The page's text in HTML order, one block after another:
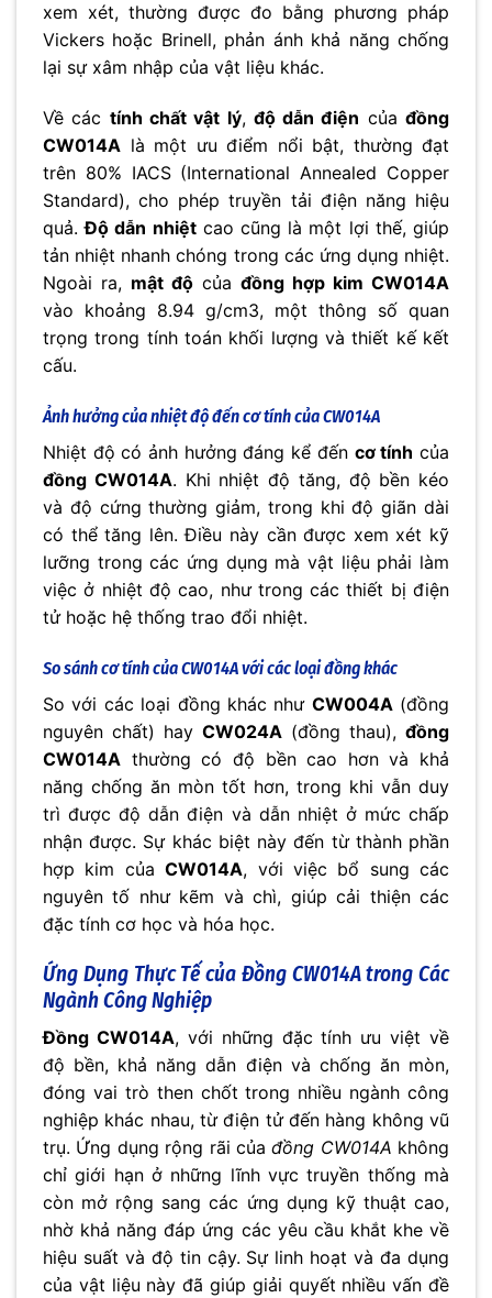
xem xét, thường được đo bằng phương pháp
Vickers hoặc Brinell, phản ánh khả năng chống
lại sự xâm nhập của vật liệu khác.
Về các tính chất vật lý, độ dẫn điện củađồng
CW014A là một ưu điểm nổi bật, thường đạt
trên 80% IACS (International Annealed Copper
Standard), cho phép truyền tải điện năng hiệu
quả.Độ dẫn nhiệtcao cũng là một lợi thế, giúp
tản nhiệt nhanh chóng trong các ứng dụng nhiệt.
Ngoài ra, mật độ của đồng hợp kim CW014A
vào khoảng 8.94 g/cm3, một thông số quan
trọng trong tính toán khối lượng và thiết kế kết
cấu.
Ảnh hưởng của nhiệt độ đến cơ tính của CW014A
Nhiệt độ có ảnh hưởng đáng kể đến cơ tính của
đồng CW014A. Khi nhiệt độ tăng, độ bền kéo
và độ cứng thường giảm, trong khi độ giãn dài
có thể tăng lên. Điều này cần được xem xét kỹ
lưỡng trong các ứng dụng mà vật liệu phải làm
việc ở nhiệt độ cao, như trong các thiết bị điện
tử hoặc hệ thống trao đổi nhiệt.
So sánh cơ tính của CW014A với các loại đồng khác
So với các loại đồng khác như CW004A (đồng
nguyên chất) hay CW024A (đồng thau), đồng
CW014A thường có độ bền cao hơn và khả
năng chống ăn mòn tốt hơn, trong khi vẫn duy
trì được độ dẫn điện và dẫn nhiệt ở mức chấp
nhận được. Sự khác biệt này đến từ thành phần
hợp kim củaCW014A, với việc bổ sung các
nguyên tố như kẽm và chì, giúp cải thiện các
đặc tính cơ học và hóa học.
Ứng Dụng Thực Tế của Đồng CW014Atrong Các
Ngành Công Nghiệp
Đồng CW014A, với những đặc tính ưu việt về
độ bền, khả năng dẫn điện và chống ăn mòn,
đóng vai trò then chốt trong nhiều ngành công
nghiệp khác nhau, từ điện tử đến hàng không vũ
trụ. Ứng dụng rộng rãi củađồng CW014A không
chỉ giới hạn ở những lĩnh vực truyền thống mà
còn mở rộng sang các ứng dụng kỹ thuật cao,
nhờ khả năng đáp ứng các yêu cầu khắt khe về
hiệu suất và độ tin cậy. Sự linh hoạt và đa dụng
của vật liệu này đã giúp giải quyết nhiều vấn đề